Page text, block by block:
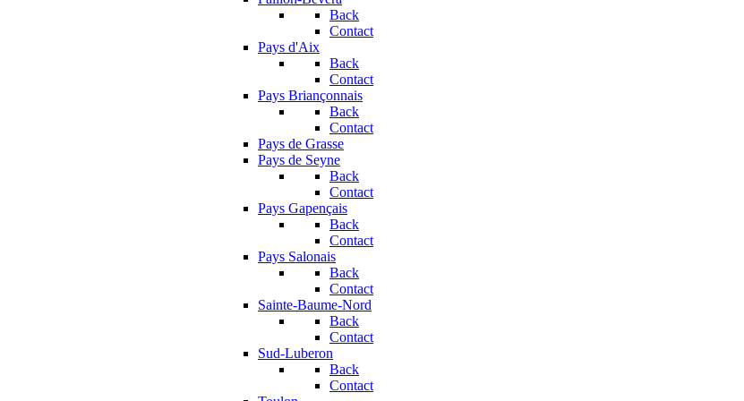
Back
Contact
Pays d'Aix
Back
Contact
Pays Briançonnais
Back
Contact
Pays de Grasse
Pays de Seyne
Back
Contact
Pays Gapençais
Back
Contact
Pays Salonais
Back
Contact
Sainte-Baume-Nord
Back
Contact
Sud-Luberon
Back
Contact